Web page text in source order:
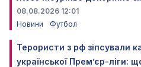
08.08.2026 12:01
Новини
Футбол
Терористи з рф зіпсували
української Прем’єр-ліги: